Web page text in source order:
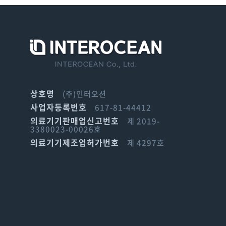
상호명 (주)인터오션
사업자등록번호 617-81-44412
의료기기판매업신고번호 제 2019-
3380023-00026호
의료기기제조업허가번호 제 4297호